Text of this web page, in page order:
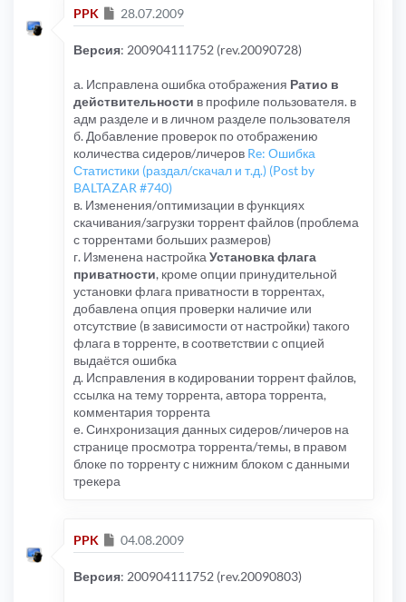
PPK Сообщение
28.07.2009
Версия: 200904111752 (rev.20090728)
а. Исправлена ошибка отображения Ратио в
действительности в профиле пользователя. в
адм разделе и в личном разделе пользователя
б. Добавление проверок по отображению
количества сидеров/личеров Re: Ошибка
Статистики (раздал/скачал и т.д.) (Post by
BALTAZAR #740)
в. Изменения/оптимизации в функциях
скачивания/загрузки торрент файлов (проблема
с торрентами больших размеров)
г. Изменена настройка Установка флага
приватности, кроме опции принудительной
установки флага приватности в торрентах,
добавлена опция проверки наличие или
отсутствие (в зависимости от настройки) такого
флага в торренте, в соответствии с опцией
выдаётся ошибка
д. Исправления в кодировании торрент файлов,
ссылка на тему торрента, автора торрента,
комментария торрента
е. Синхронизация данных сидеров/личеров на
странице просмотра торрента/темы, в правом
блоке по торренту с нижним блоком с данными
трекера
PPK Сообщение
04.08.2009
Версия: 200904111752 (rev.20090803)